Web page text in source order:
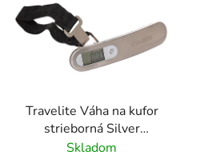
Travelite Váha na kufor
strieborná Silver
Digitálna
Skladom